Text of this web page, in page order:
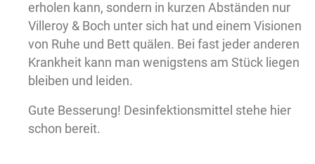
erholen kann, sondern in kurzen Abständen nur
Villeroy & Boch unter sich hat und einem Visionen
von Ruhe und Bett quälen. Bei fast jeder anderen
Krankheit kann man wenigstens am Stück liegen
bleiben und leiden.
Gute Besserung! Desinfektionsmittel stehe hier
schon bereit.